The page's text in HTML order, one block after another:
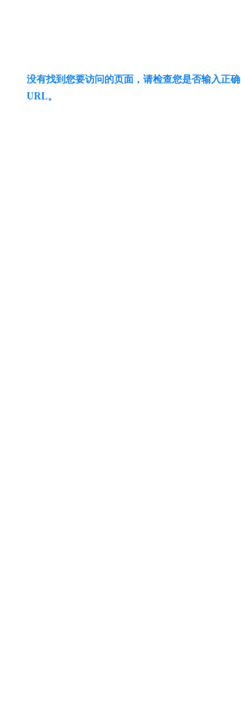
没有找到您要访问的页面，请检查您是否输入正确
URL。